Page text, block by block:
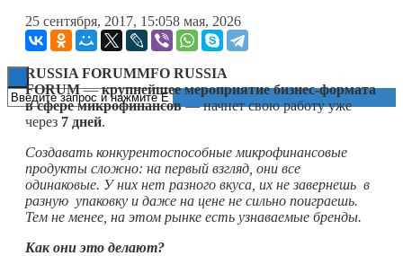
Книги
25 сентября, 2017, 15:058 мая, 2026
RUSSIA FORUMMFO RUSSIA
FORUM—крупнейшее мероприятие бизнес-формата
в сфере микрофинансов— начнет свою работу уже
через 7 дней.
Создавать конкурентоспособные микрофинансовые
продукты сложно: на первый взгляд, они все
одинаковые. У них нет разного вкуса, их не завернешь в
разную упаковку и даже на цене не сильно поиграешь.
Тем не менее, на этом рынке есть узнаваемые бренды.
Как они это делают?